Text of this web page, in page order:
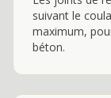
suivant le
maximum,
béton.